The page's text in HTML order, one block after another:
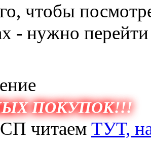
чтобы
- нужно
ПОКУПОК!!!
читаем ТУТ,